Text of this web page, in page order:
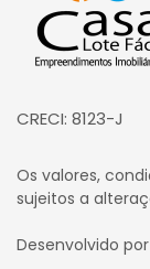
CRECI: 8123-J
Os valores,
sujeitos a
Desenvolvido por